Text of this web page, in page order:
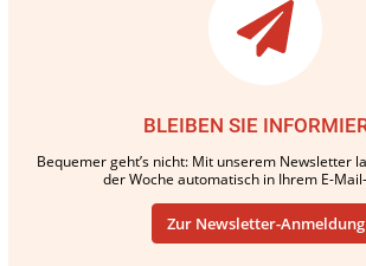
BLEIBEN SIE
Bequemer geht’s nicht: Mit unserem Newsletter
der Woche automatisch in Ihrem E-
Zur Newsletter-Anmeldung